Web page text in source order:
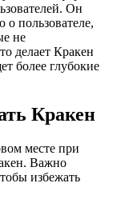
Он
пользователе,
не
делает Кракен
более глубокие
Кракен
месте при
Важно
избежать